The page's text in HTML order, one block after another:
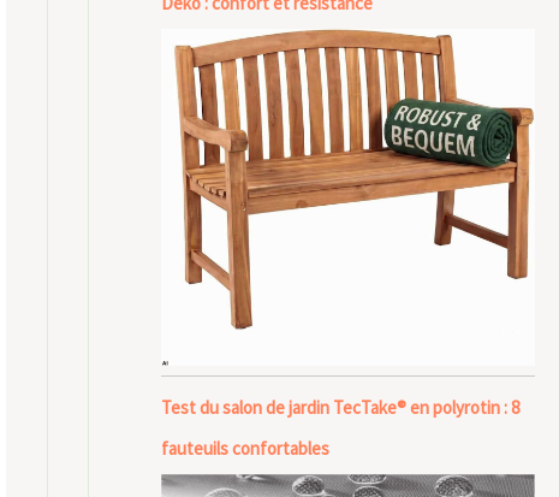
Test du salon de jardin TecTake® en polyrotin : 8
fauteuils confortables